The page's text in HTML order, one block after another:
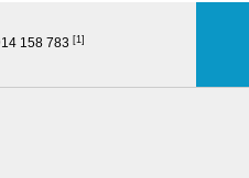
158 783 [1]